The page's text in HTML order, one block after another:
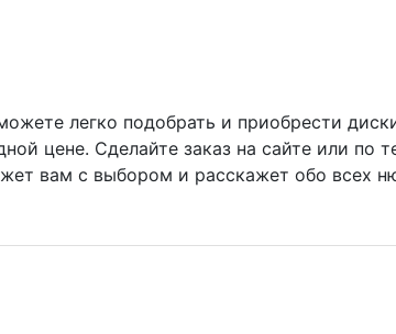
легко подобрать и приобрести
цене. Сделайте заказ на сайте или по
вам с выбором и расскажет обо всех